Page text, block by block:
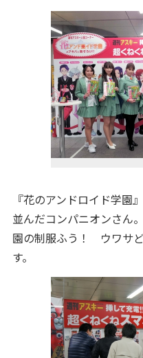
『花のアンドロイド学園
並んだコンパニオンさん
園の制服ふう！ ウワサ
す。